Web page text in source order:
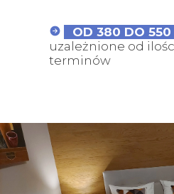
OD 380 DO
uzależnione od
terminów